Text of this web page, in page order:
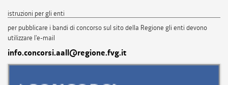
istruzioni per gli enti
per pubblicare i bandi di concorso sul sito della Regione gli enti devono
utilizzare l'e-mail
info.concorsi.aall@regione.fvg.it